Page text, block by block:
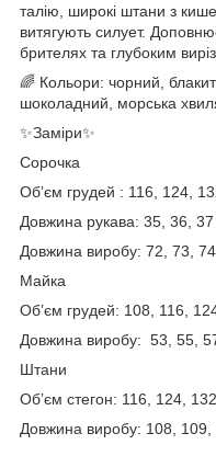
талію, широкі штани з
витягують силует.
брителях та глубоким
🌈 Кольори: чорний,
шоколадний, морська
✨Заміри✨
Сорочка
Обʼєм грудей : 116, 124,
Довжина рукава: 35, 36, 37
Довжина виробу: 72, 73, 74
Майка
Обʼєм грудей: 108, 116,
Довжина виробу: 53, 55,
Штани
Обʼєм стегон: 116, 124, 132
Довжина виробу: 108, 109,